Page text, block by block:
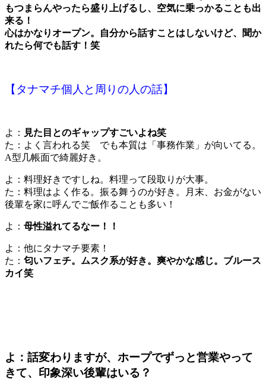
もつまらんやったら盛り上げるし、空気に乗っかることも出
来る！
心はかなりオープン。自分から話すことはしないけど、聞か
れたら何でも話す！笑
【タナマチ個人と周りの人の話】
よ： 見た目とのギャップすごいよね笑
た：よく言われる笑 でも本質は「事務作業」が向いてる。
A型几帳面で綺麗好き。
よ：料理好きですしね。料理って段取りが大事。
た：料理はよく作る。振る舞うのが好き。月末、お金がない
後輩を家に呼んでご飯作ることも多い！
よ： 母性溢れてるなー！！
よ：他にタナマチ要素！
た： 匂いフェチ。ムスク系が好き。爽やかな感じ。ブルース
カイ笑
よ：話変わりますが、ホープでずっと営業やって
きて、印象深い後輩はいる？